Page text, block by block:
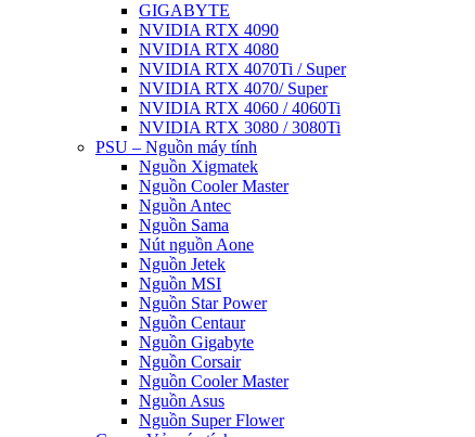
GIGABYTE
NVIDIA RTX 4090
NVIDIA RTX 4080
NVIDIA RTX 4070Ti / Super
NVIDIA RTX 4070/ Super
NVIDIA RTX 4060 / 4060Ti
NVIDIA RTX 3080 / 3080Ti
PSU – Nguồn máy tính
Nguồn Xigmatek
Nguồn Cooler Master
Nguồn Antec
Nguồn Sama
Nút nguồn Aone
Nguồn Jetek
Nguồn MSI
Nguồn Star Power
Nguồn Centaur
Nguồn Gigabyte
Nguồn Corsair
Nguồn Cooler Master
Nguồn Asus
Nguồn Super Flower